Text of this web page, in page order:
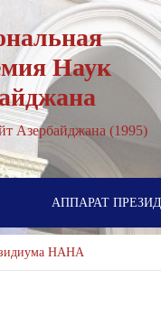
Наук
Азербайджана (1995)
АППАРАТ
НАНА